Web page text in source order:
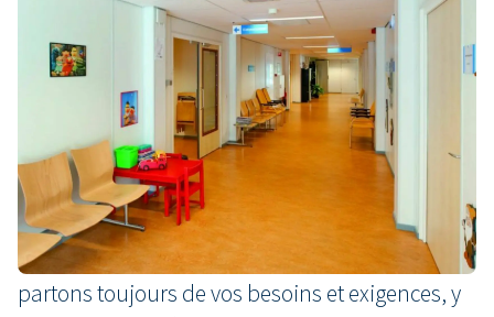
Souhaits architecturaux et
fonctionnels
D’un point de vue architectural et fonctionnel,
votre nouveau centre de dialyse doit être en
harmonie avec un hôpital existant ? Bâtiment
bas ou haut ? Sur ce plan aussi, nous
répondons parfaitement à vos attentes. Nous
partons toujours de vos besoins et exigences, y